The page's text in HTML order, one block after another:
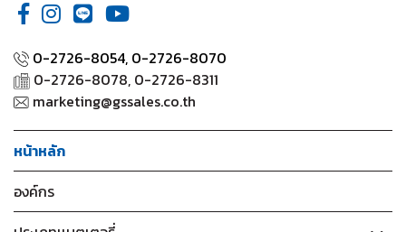
0-2726-8054, 0-2726-8070
0-2726-8078, 0-2726-8311
marketing@gssales.co.th
หน้าหลัก
องค์กร